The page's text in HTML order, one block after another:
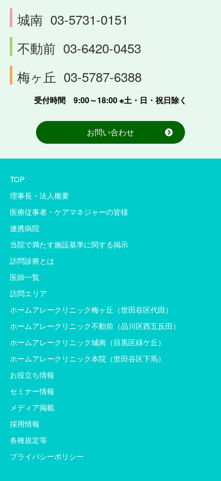
城南 03-5731-0151
不動前 03-6420-0453
梅ヶ丘 03-5787-6388
受付時間 9:00～18:00 ※土・日・祝日除く
お問い合わせ
TOP
理事長・法人概要
医療従事者・ケアマネジャーの皆様
連携病院
当院で満たす施設基準に関する掲示
訪問診療とは
医師一覧
訪問エリア
ホームアレークリニック梅ヶ丘（世田谷区代田）
ホームアレークリニック不動前（品川区西五反田）
ホームアレークリニック城南（目黒区緑ケ丘）
ホームアレークリニック本院（世田谷区下馬）
お役立ち情報
セミナー情報
メディア掲載
採用情報
各種規定等
プライバシーポリシー